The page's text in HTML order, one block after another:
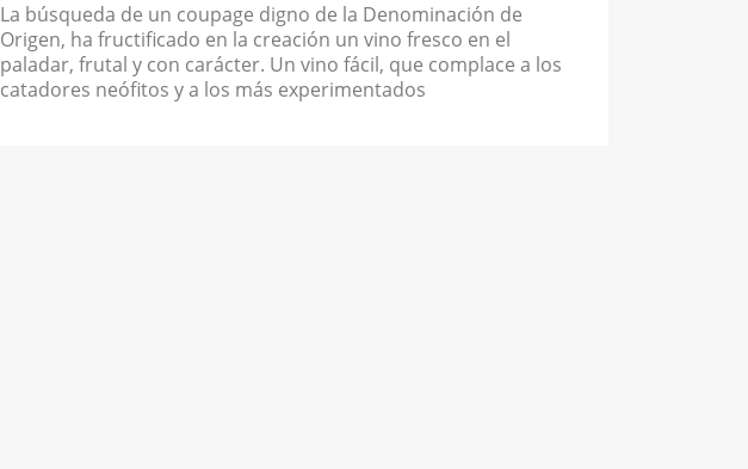
La búsqueda de un coupage digno de la Denominación de
Origen, ha fructificado en la creación un vino fresco en el
paladar, frutal y con carácter. Un vino fácil, que complace a los
catadores neófitos y a los más experimentados